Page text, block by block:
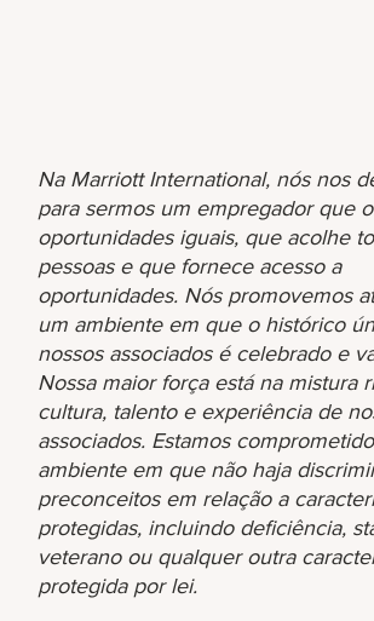
Na Marriott International, nós nos
para sermos um empregador que
oportunidades iguais, que acolhe
pessoas e que fornece acesso a
oportunidades. Nós promovemos
um ambiente em que o histórico
nossos associados é celebrado e
Nossa maior força está na mistura
cultura, talento e experiência de
associados. Estamos
ambiente em que não haja
preconceitos em relação a
protegidas, incluindo deficiência,
veterano ou qualquer outra
protegida por lei.